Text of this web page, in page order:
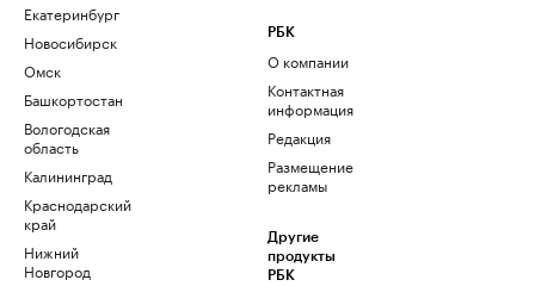
Екатеринбург
Новосибирск
Омск
Башкортостан
Вологодская
область
Калининград
Краснодарский
край
Нижний
Новгород
РБК
О компании
Контактная
информация
Редакция
Размещение
рекламы
Другие
продукты
РБК